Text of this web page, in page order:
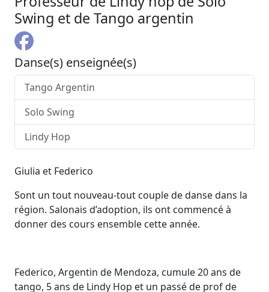
Swing et de Tango argentin
Danse(s) enseignée(s)
Tango Argentin
Solo Swing
Lindy Hop
Giulia et Federico
Sont un tout nouveau-tout couple de danse dans la
région. Salonais d’adoption, ils ont commencé à
donner des cours ensemble cette année.
Federico, Argentin de Mendoza, cumule 20 ans de
tango, 5 ans de Lindy Hop et un passé de prof de